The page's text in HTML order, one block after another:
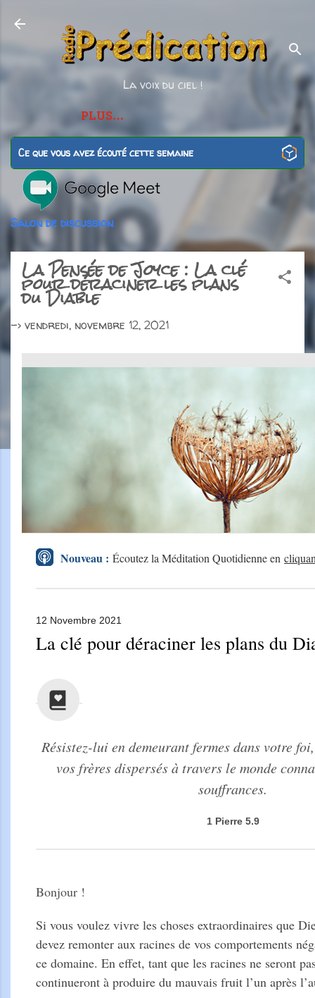
La voix du ciel !
PLUS…
Ce que vous avez écouté cette semaine
Salon de discussion
La Pensée de Joyce : La clé
pour déraciner les plans
du Diable
-> vendredi, novembre 12, 2021
Nouveau : Écoutez la Méditation Quotidienne en
12 Novembre 2021
La clé pour déraciner les plans du
Résistez-lui en demeurant fermes dans votre
vos frères dispersés à travers le monde
souffrances.
1 Pierre 5.9
Bonjour !
Si vous voulez vivre les choses extraordinaires que
devez remonter aux racines de vos comportements
ce domaine. En effet, tant que les racines ne seront
continueront à produire du mauvais fruit l’un après